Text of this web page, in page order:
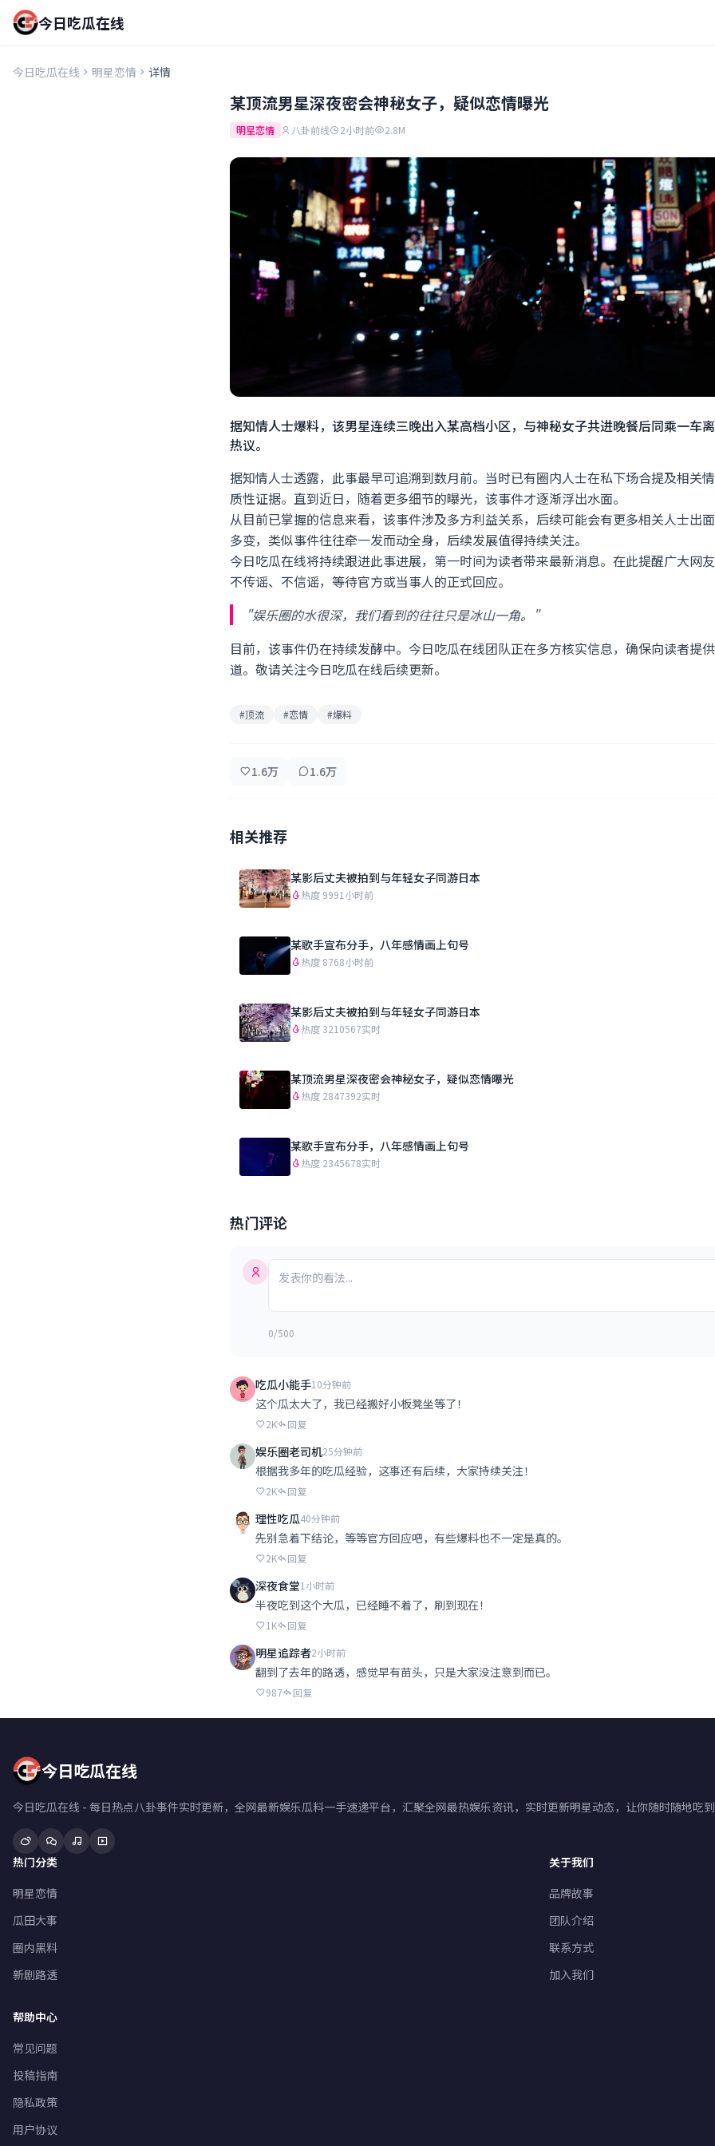
今日吃瓜在线
今日吃瓜在线 明星恋情 详情
某顶流男星深夜密会神秘女子，疑似恋情曝光
明星恋情 八卦前线 2小时前 2.8M
据知情人士爆料，该男星连续三晚出入某高档小区，与神秘女子共进晚餐后同乘一车
热议。
据知情人士透露，此事最早可追溯到数月前。当时已有圈内人士在私下场合提及相关
质性证据。直到近日，随着更多细节的曝光，该事件才逐渐浮出水面。
从目前已掌握的信息来看，该事件涉及多方利益关系，后续可能会有更多相关人士出
多变，类似事件往往牵一发而动全身，后续发展值得持续关注。
今日吃瓜在线将持续跟进此事进展，第一时间为读者带来最新消息。在此提醒广大网
不传谣、不信谣，等待官方或当事人的正式回应。
"娱乐圈的水很深，我们看到的往往只是冰山一角。"
目前，该事件仍在持续发酵中。今日吃瓜在线团队正在多方核实信息，确保向读者提
道。敬请关注今日吃瓜在线后续更新。
#顶流 #恋情 #爆料
1.6万 1.6万
相关推荐
某影后丈夫被拍到与年轻女子同游日本
热度 9991小时前
某歌手宣布分手，八年感情画上句号
热度 8768小时前
某影后丈夫被拍到与年轻女子同游日本
热度 3210567实时
某顶流男星深夜密会神秘女子，疑似恋情曝光
热度 2847392实时
某歌手宣布分手，八年感情画上句号
热度 2345678实时
热门评论
0/500
吃瓜小能手10分钟前
这个瓜太大了，我已经搬好小板凳坐等了！
2K 回复
娱乐圈老司机25分钟前
根据我多年的吃瓜经验，这事还有后续，大家持续关注！
2K 回复
理性吃瓜40分钟前
先别急着下结论，等等官方回应吧，有些爆料也不一定是真的。
2K 回复
深夜食堂1小时前
半夜吃到这个大瓜，已经睡不着了，刷到现在！
1K 回复
明星追踪者2小时前
翻到了去年的路透，感觉早有苗头，只是大家没注意到而已。
987 回复
今日吃瓜在线
今日吃瓜在线 - 每日热点八卦事件实时更新，全网最新娱乐瓜料一手速递平台，汇聚全网最热娱乐资讯，实时更新明星动态，让你随时随地吃
热门分类
明星恋情
瓜田大事
圈内黑料
新剧路透
关于我们
品牌故事
团队介绍
联系方式
加入我们
帮助中心
常见问题
投稿指南
隐私政策
用户协议